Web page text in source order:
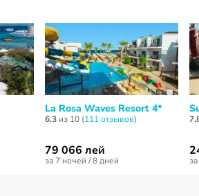
La Rosa Waves Resort 4*
6,3из 10 (111 отзывов)
79 066 лей
за 7 ночей / 8 дней